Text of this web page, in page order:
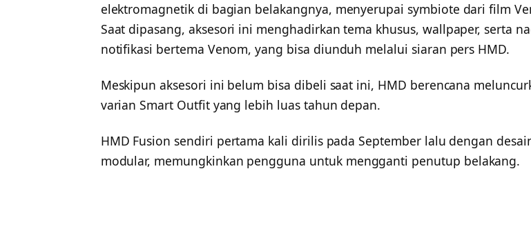
elektromagnetik di bagian belakangnya, menyerupai symbiote dari film
Saat dipasang, aksesori ini menghadirkan tema khusus, wallpaper, serta
notifikasi bertema Venom, yang bisa diunduh melalui siaran pers HMD.
Meskipun aksesori ini belum bisa dibeli saat ini, HMD berencana
varian Smart Outfit yang lebih luas tahun depan.
HMD Fusion sendiri pertama kali dirilis pada September lalu dengan
modular, memungkinkan pengguna untuk mengganti penutup belakang.